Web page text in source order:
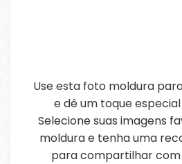
Use esta foto moldura
e dê um toque
Selecione suas imagens
moldura e tenha uma
para compartilhar com